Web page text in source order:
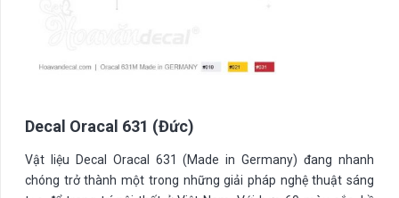
Decal Oracal 631 (Đức)
Vật liệu Decal Oracal 631 (Made in Germany) đang nhanh
chóng trở thành một trong những giải pháp nghệ thuật sáng